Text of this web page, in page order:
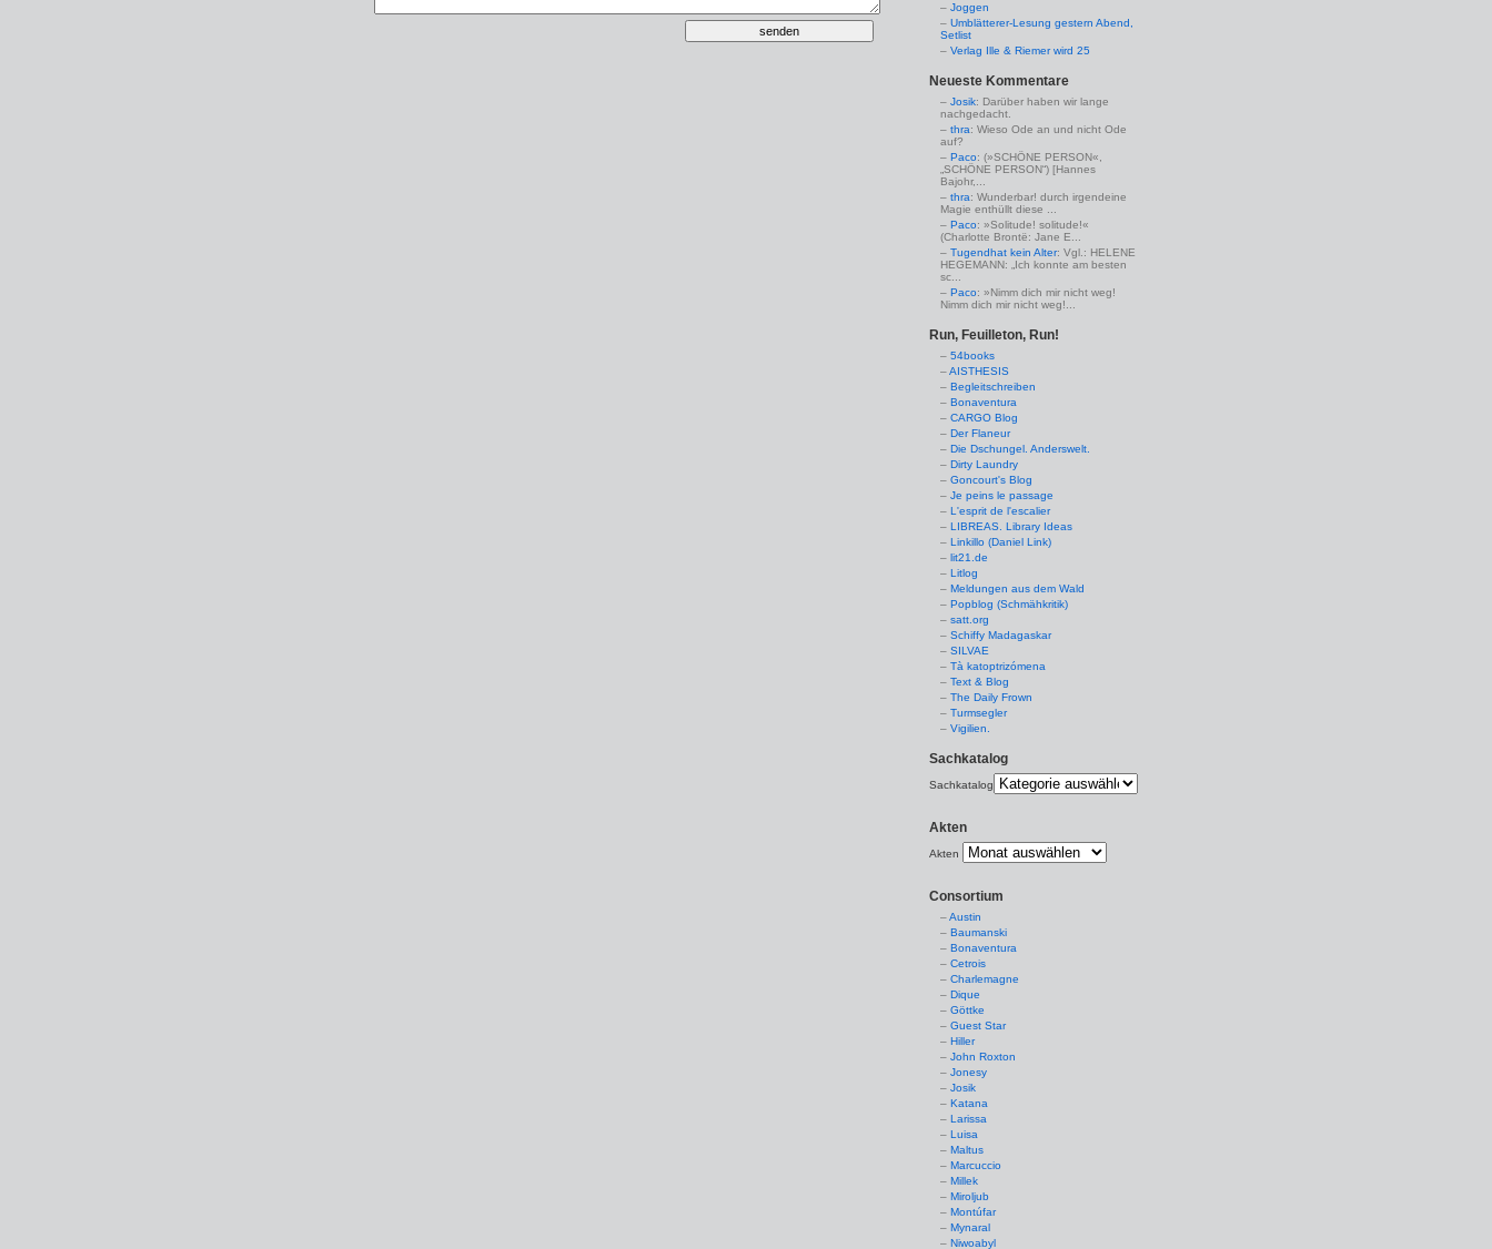
Joggen
Umblätterer-Lesung gestern Abend,
Setlist
Verlag Ille & Riemer wird 25
Neueste Kommentare
Josik: Darüber haben wir lange
nachgedacht.
thra: Wieso Ode an und nicht Ode
auf?
Paco: (»SCHÖNE PERSON«,
„SCHÖNE PERSON“) [Hannes
Bajohr,...
thra: Wunderbar! durch irgendeine
Magie enthüllt diese ...
Paco: »Solitude! solitude!«
(Charlotte Brontë: Jane E...
Tugendhat kein Alter: Vgl.: HELENE
HEGEMANN: „Ich konnte am besten
sc...
Paco: »Nimm dich mir nicht weg!
Nimm dich mir nicht weg!...
Run, Feuilleton, Run!
54books
AISTHESIS
Begleitschreiben
Bonaventura
CARGO Blog
Der Flaneur
Die Dschungel. Anderswelt.
Dirty Laundry
Goncourt's Blog
Je peins le passage
L'esprit de l'escalier
LIBREAS. Library Ideas
Linkillo (Daniel Link)
lit21.de
Litlog
Meldungen aus dem Wald
Popblog (Schmähkritik)
satt.org
Schiffy Madagaskar
SILVAE
Tà katoptrizómena
Text & Blog
The Daily Frown
Turmsegler
Vigilien.
Sachkatalog
Sachkatalog
Akten
Akten
Consortium
Austin
Baumanski
Bonaventura
Cetrois
Charlemagne
Dique
Göttke
Guest Star
Hiller
John Roxton
Jonesy
Josik
Katana
Larissa
Luisa
Maltus
Marcuccio
Millek
Miroljub
Montúfar
Mynaral
Niwoabyl